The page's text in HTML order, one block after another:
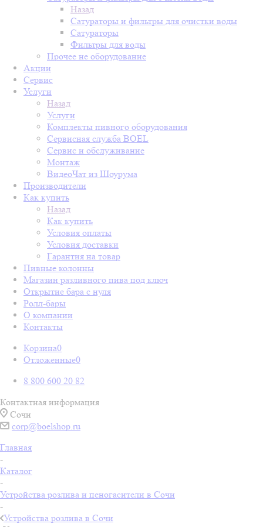
Назад
Сатураторы и фильтры для очистки воды
Сатураторы
Фильтры для воды
Прочее не оборудование
Акции
Сервис
Услуги
Назад
Услуги
Комплекты пивного оборудования
Сервисная служба BOEL
Сервис и обслуживание
Монтаж
ВидеоЧат из Шоурума
Производители
Как купить
Назад
Как купить
Условия оплаты
Условия доставки
Гарантия на товар
Пивные колонны
Магазин разливного пива под ключ
Открытие бара с нуля
Ролл-бары
О компании
Контакты
Корзина0
Отложенные0
8 800 600 20 82
Контактная информация
Сочи
corp@boelshop.ru
Главная
-
Каталог
-
Устройства розлива и пеногасители в Сочи
-
Устройства розлива в Сочи